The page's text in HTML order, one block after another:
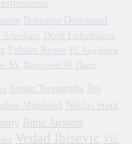
Borussia Dortmund
Scherhant
Dodi Lukebakio
Fabian Reese
SV
Jordan Torunarigha
Jos
Mittelstädt Niklas Stark
Rune Jarstein
Vedad Ibisevic VfL